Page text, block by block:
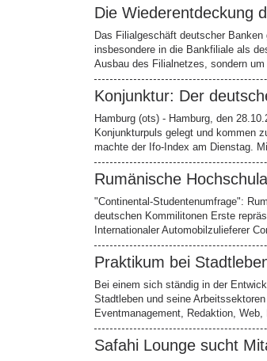
Die Wiederentdeckung
Das Filialgeschäft deutscher
insbesondere in die Bankfiliale als
Ausbau des Filialnetzes, sondern
Konjunktur: Der
Hamburg (ots) - Hamburg, den
Konjunkturpuls gelegt und kommen
machte der Ifo-Index am Dienstag.
Rumänische
"Continental-Studentenumfrage":
deutschen Kommilitonen Erste
Internationaler Automobilzulieferer
Praktikum bei
Bei einem sich ständig in der
Stadtleben und seine
Eventmanagement, Redaktion,
Safahi Lounge sucht